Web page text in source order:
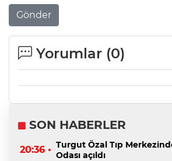
Gönder
Yorumlar (0)
SON HABERLER
20:36 • Turgut Özal Tıp
Odası açıldı